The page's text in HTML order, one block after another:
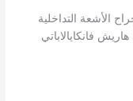
الأشعة التداخلية
فانكايالاباتي